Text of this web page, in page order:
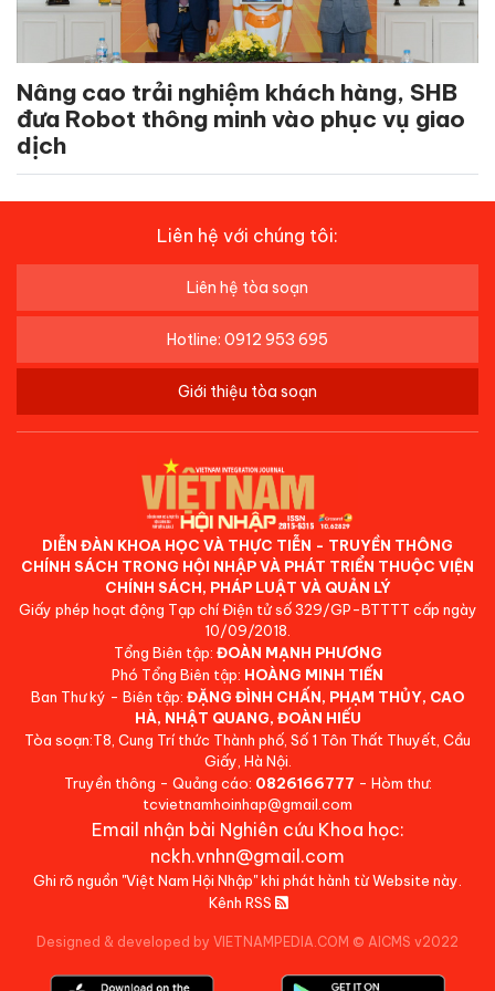
Nâng cao trải nghiệm khách hàng, SHB
đưa Robot thông minh vào phục vụ giao
dịch
Liên hệ với chúng tôi:
Liên hệ tòa soạn
Hotline: 0912 953 695
Giới thiệu tòa soạn
DIỄN ĐÀN KHOA HỌC VÀ THỰC TIỄN - TRUYỀN THÔNG
CHÍNH SÁCH TRONG HỘI NHẬP VÀ PHÁT TRIỂN THUỘC VIỆN
CHÍNH SÁCH, PHÁP LUẬT VÀ QUẢN LÝ
Giấy phép hoạt động Tạp chí Điện tử số 329/GP-BTTTT cấp ngày
10/09/2018.
Tổng Biên tập: ĐOÀN MẠNH PHƯƠNG
Phó Tổng Biên tập: HOÀNG MINH TIẾN
Ban Thư ký - Biên tập: ĐẶNG ĐÌNH CHẤN, PHẠM THỦY, CAO
HÀ, NHẬT QUANG, ĐOÀN HIẾU
Tòa soạn:T8, Cung Trí thức Thành phố, Số 1 Tôn Thất Thuyết, Cầu
Giấy, Hà Nội.
Truyền thông - Quảng cáo: 0826166777 - Hòm thư:
tcvietnamhoinhap@gmail.com
Email nhận bài Nghiên cứu Khoa học:
nckh.vnhn@gmail.com
Ghi rõ nguồn "Việt Nam Hội Nhập" khi phát hành từ Website này.
Kênh RSS
Designed & developed by VIETNAMPEDIA.COM © AICMS v2022